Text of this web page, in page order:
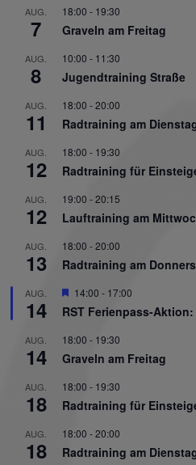
AUG.
7
18:00 - 19:30
Graveln am Freitag
AUG.
8
10:00 - 11:30
Jugendtraining Straße
AUG.
11
18:00 -20:00
Radtraining am
AUG.
12
18:00 - 19:30
Radtraining für
AUG.
12
19:00 -20:15
Lauftraining am
AUG.
13
18:00 -20:00
Radtraining am
AUG.
14
Hervorgehoben
14:00 - 17:00
RST Ferienpass-
AUG.
14
18:00 - 19:30
Graveln am Freitag
AUG.
18
18:00 - 19:30
Radtraining für
AUG.
18
18:00 -20:00
Radtraining am